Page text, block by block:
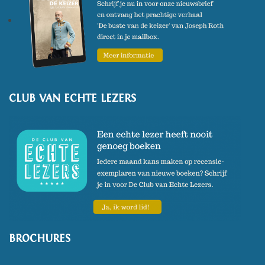
CLUB VAN ECHTE LEZERS
BROCHURES